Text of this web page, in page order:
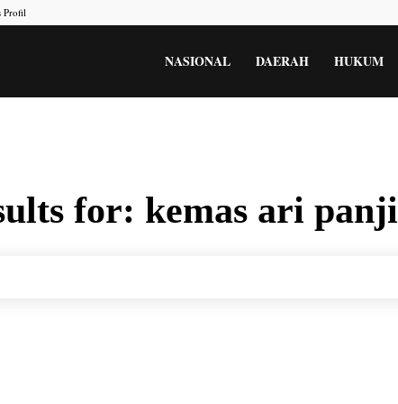
Profil
NASIONAL DAERAH HUKUM
for: kemas ari panji